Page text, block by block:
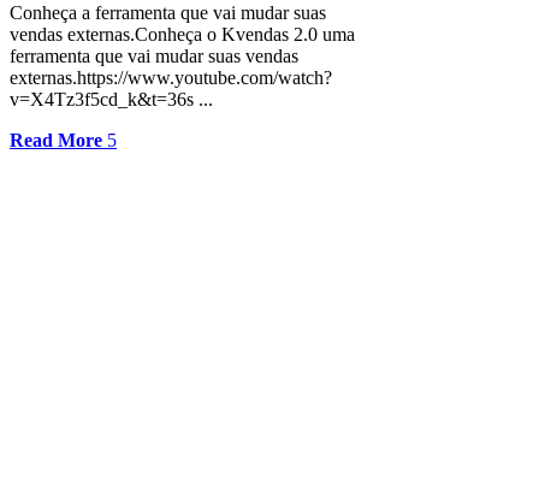
Conheça a ferramenta que vai mudar suas
vendas externas.Conheça o Kvendas 2.0 uma
ferramenta que vai mudar suas vendas
externas.https://www.youtube.com/watch?
v=X4Tz3f5cd_k&t=36s ...
Read More